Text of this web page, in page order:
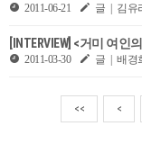
2011-06-21 글 | 김유
[INTERVIEW] <거미 여
2011-03-30 글 | 배경
<< <